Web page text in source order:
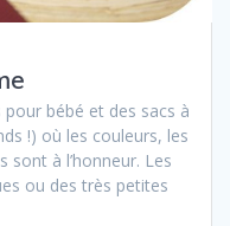
bébé et des sacs à
!) où les couleurs, les
sont à l’honneur. Les
ou des très petites